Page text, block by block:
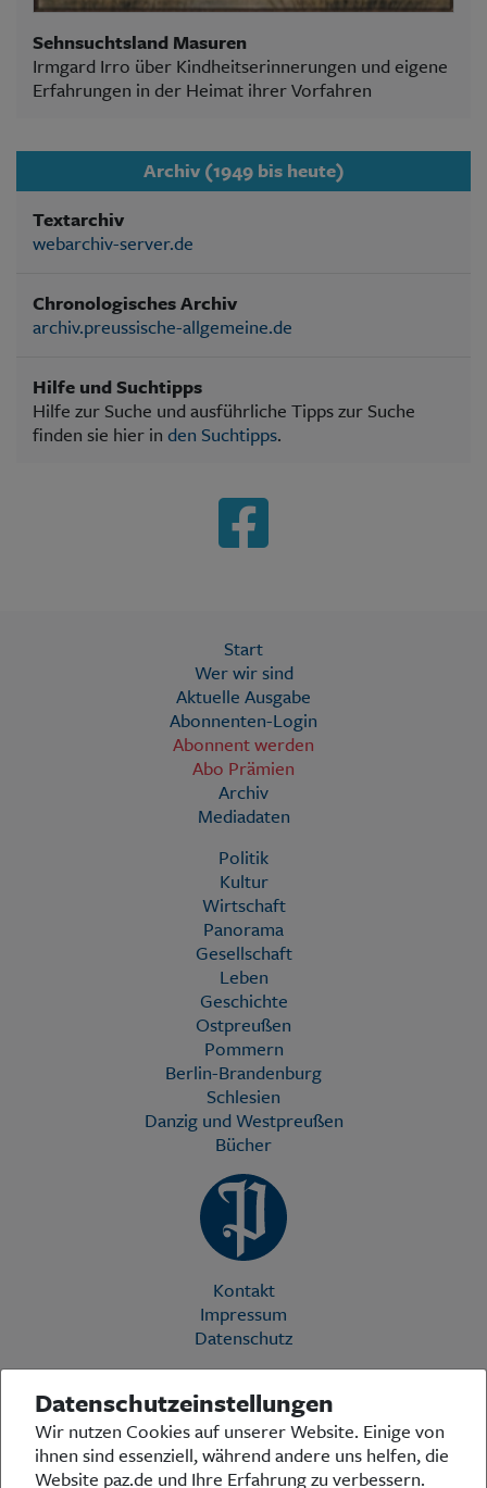
Sehnsuchtsland Masuren
Irmgard Irro über Kindheitserinnerungen und eigene
Erfahrungen in der Heimat ihrer Vorfahren
Archiv (1949 bis heute)
Textarchiv
webarchiv-server.de
Chronologisches Archiv
archiv.preussische-allgemeine.de
Hilfe und Suchtipps
Hilfe zur Suche und ausführliche Tipps zur Suche
finden sie hier in den Suchtipps.
Start
Wer wir sind
Aktuelle Ausgabe
Abonnenten-Login
Abonnent werden
Abo Prämien
Archiv
Mediadaten
Politik
Kultur
Wirtschaft
Panorama
Gesellschaft
Leben
Geschichte
Ostpreußen
Pommern
Berlin-Brandenburg
Schlesien
Danzig und Westpreußen
Bücher
Kontakt
Impressum
Datenschutz
Die Preußische Allgemeine Zeitung (PAZ) ist eine einzigartige Stimme
in der deutschen Medienlandschaft. Woche für Woche berichtet sie
über das aktuelle Zeitgeschehen in Politik, Kultur und Wirtschaft und
bezieht zu den grundlegenden Entwicklungen unserer Gesellschaft
Datenschutzeinstellungen
Wir nutzen Cookies auf unserer Website. Einige von
ihnen sind essenziell, während andere uns helfen, die
Website paz.de und Ihre Erfahrung zu verbessern.